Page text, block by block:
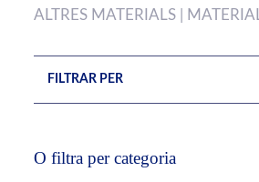
ALTRES MATERIALS |
FILTRAR PER
O filtra per categoria